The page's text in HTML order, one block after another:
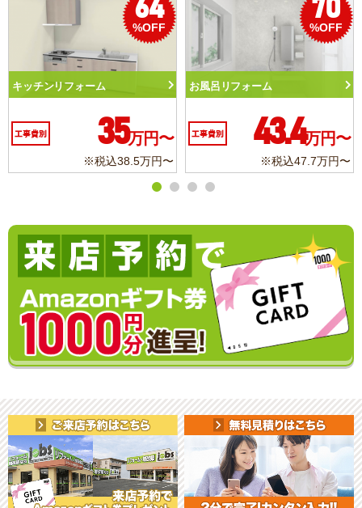
フォーム
43.4 万円〜
※税込47.7万円〜
50
%OFF
トイレリフォーム
工事費別 10.3万円〜
※税込11.3万円〜
洗面化
工事費別